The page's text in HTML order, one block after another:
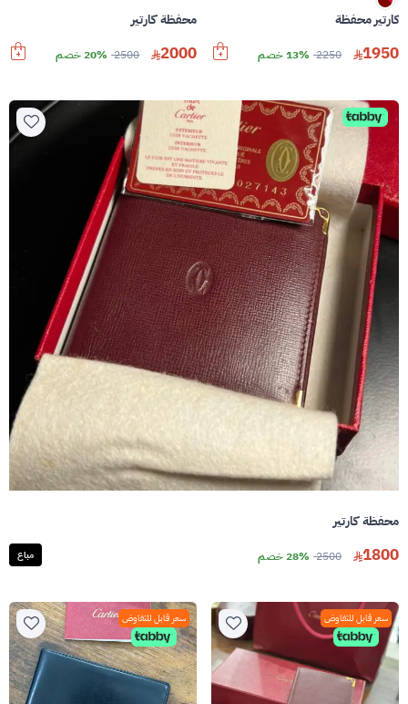
كارتير محفظة
1950
2250 13% خصم
محفظة كارتير
2000
2500 20% خصم
محفظة كارتير
1800
2500 28% خصم مباع
سعر قابل للتفاوض سعر قابل للتفاوض